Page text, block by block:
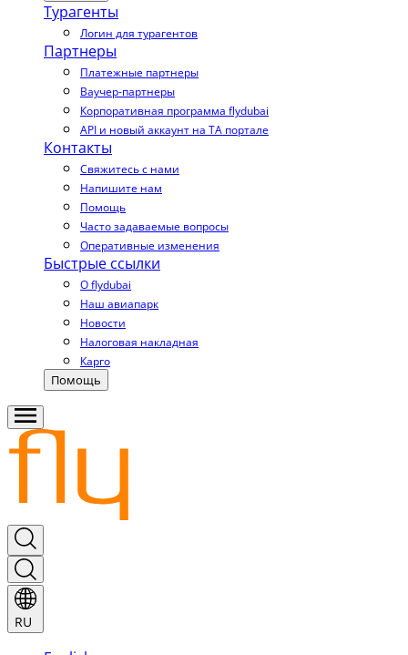
Турагенты
Логин для турагентов
Партнеры
Платежные партнеры
Ваучер-партнеры
Корпоративная программа flydubai
API и новый аккаунт на TA портале
Контакты
Свяжитесь с нами
Напишите нам
Помощь
Часто задаваемые вопросы
Оперативные изменения
Быстрые ссылки
О flydubai
Наш авиапарк
Новости
Налоговая накладная
Карго
Помощь
RU